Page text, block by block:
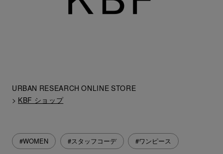
URBAN RESEARCH ONLINE STORE
> KBF ショップ
#WOMEN #スタッフコーデ #ワンピース